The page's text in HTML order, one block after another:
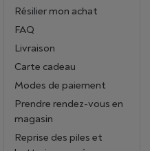
Résilier mon achat
FAQ
Livraison
Carte cadeau
Modes de paiement
Prendre rendez-vous en
magasin
Reprise des piles et